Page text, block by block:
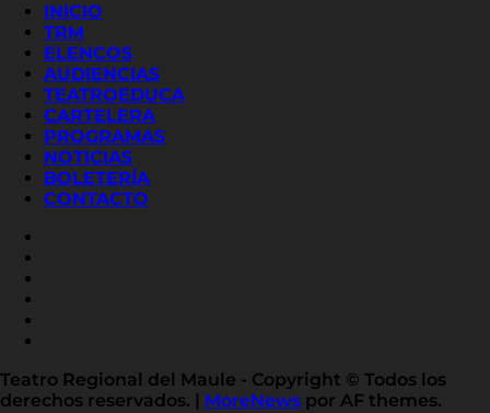
INICIO
TRM
ELENCOS
AUDIENCIAS
TEATROEDUCA
CARTELERA
PROGRAMAS
NOTICIAS
BOLETERÍA
CONTACTO
Teatro Regional del Maule - Copyright © Todos los
derechos reservados.
MoreNews por AF themes.